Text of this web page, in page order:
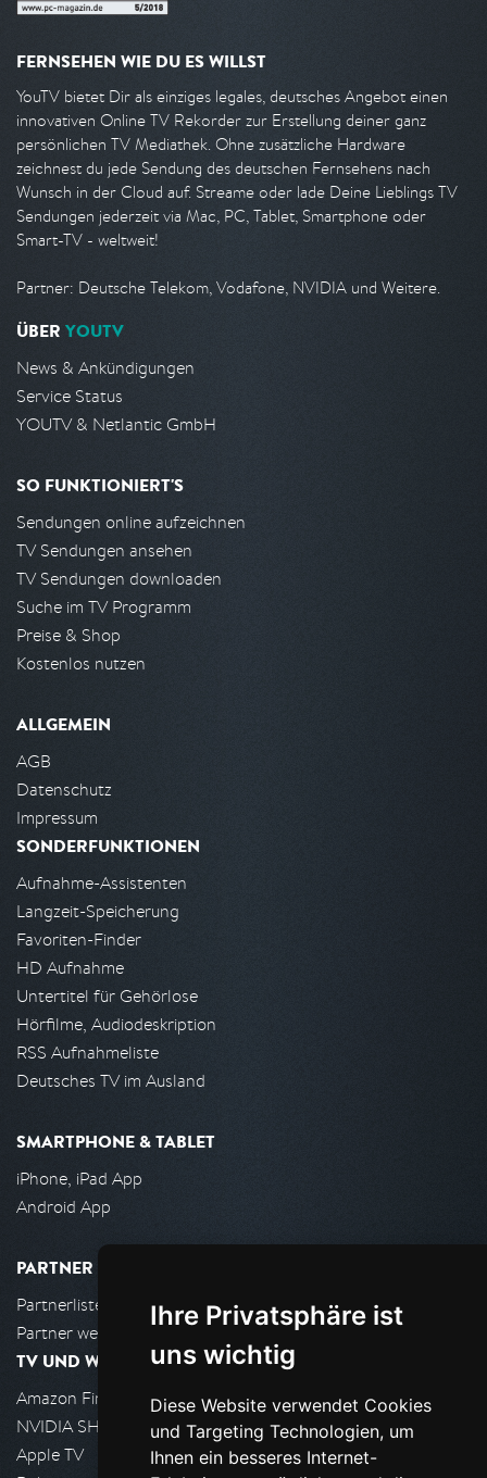
Ihre Privatsphäre ist
uns wichtig
Diese Website verwendet Cookies
und Targeting Technologien, um
Ihnen ein besseres Internet-
FERNSEHEN WIE DU ES WILLST
YouTV bietet Dir als einziges legales, deutsches Angebot einen
innovativen Online TV Rekorder zur Erstellung deiner ganz
persönlichen TV Mediathek. Ohne zusätzliche Hardware
zeichnest du jede Sendung des deutschen Fernsehens nach
Wunsch in der Cloud auf. Streame oder lade Deine Lieblings TV
Sendungen jederzeit via Mac, PC, Tablet, Smartphone oder
Smart-TV - weltweit!
Partner: Deutsche Telekom, Vodafone, NVIDIA und Weitere.
ÜBER YOUTV
News & Ankündigungen
Service Status
YOUTV & Netlantic GmbH
SO FUNKTIONIERT'S
Sendungen online aufzeichnen
TV Sendungen ansehen
TV Sendungen downloaden
Suche im TV Programm
Preise & Shop
Kostenlos nutzen
ALLGEMEIN
AGB
Datenschutz
Impressum
SONDERFUNKTIONEN
Aufnahme-Assistenten
Langzeit-Speicherung
Favoriten-Finder
HD Aufnahme
Untertitel für Gehörlose
Hörfilme, Audiodeskription
RSS Aufnahmeliste
Deutsches TV im Ausland
SMARTPHONE & TABLET
iPhone, iPad App
Android App
PARTNER
Partnerliste
Partner werden
TV UND WOHNZIMMER
Amazon FireTV
NVIDIA SHIELD, Google TV
Apple TV